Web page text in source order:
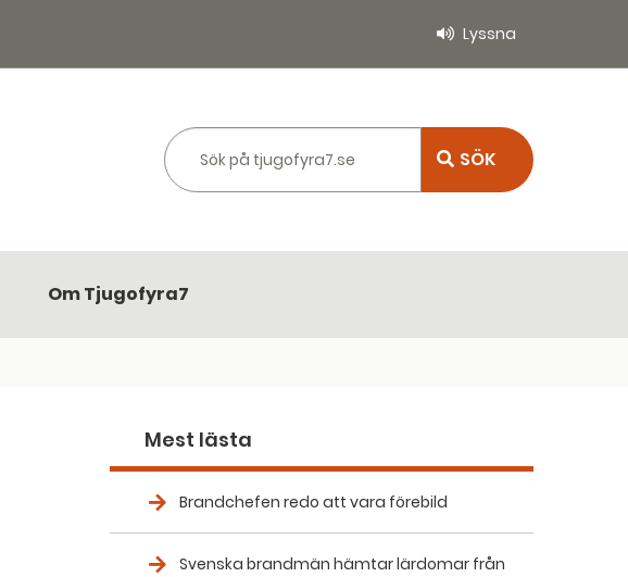
Lyssna
Sök på tjugofyra7.se
Om Tjugofyra7
Mest lästa
Brandchefen redo att vara förebild
Svenska brandmän hämtar lärdomar från